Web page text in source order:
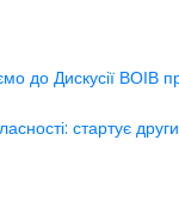
до Дискусії ВОІВ
стартує